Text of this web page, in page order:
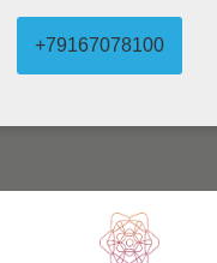
+79167078100